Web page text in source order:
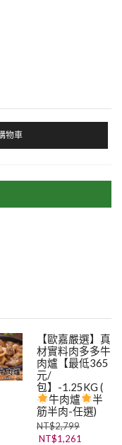
物車
【歐嘉嚴選】真
材實料肉多多牛
肉爐【最低365
元/
包】-1.25KG (
牛肉爐
半
筋半肉-任選)
NT$2,799
NT$1,261